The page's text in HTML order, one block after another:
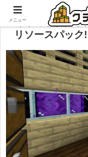
くりぬかれたか
リソースパック
メニュー